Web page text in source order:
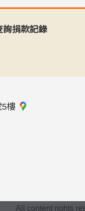
詢捐款記錄
5樓
All content rights